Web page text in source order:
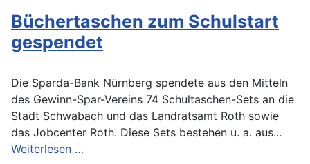
Büchertaschen zum Schulstart
gespendet
Die Sparda-Bank Nürnberg spendete aus den Mitteln
des Gewinn-Spar-Vereins 74 Schultaschen-Sets an die
Stadt Schwabach und das Landratsamt Roth sowie
das Jobcenter Roth. Diese Sets bestehen u. a. aus...
Weiterlesen …